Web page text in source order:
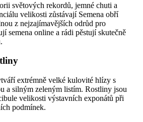
světových rekordů, jemné chuti a
velikosti zůstávají Semena obří
z nejzajímavějších odrůd pro
semena online a rádi pěstují skutečně
extrémně velké kulovité hlízy s
a silným zeleným listím. Rostliny jsou
velikosti výstavních exponátů při
podmínek.